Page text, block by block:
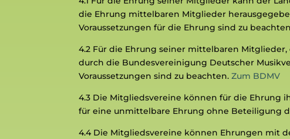
die Ehrung mittelbaren Mitglieder
Voraussetzungen für die Ehrung sind zu
4.2 Für die Ehrung seiner mittelbaren
durch die Bundesvereinigung Deutscher
Voraussetzungensind zu beachten.Zum BDMV
4.3 Die Mitgliedsvereine können für die Ehrung
für eine unmittelbare Ehrung ohne Beteiligung
4.4 Die Mitgliedsvereine können Ehrungen mit